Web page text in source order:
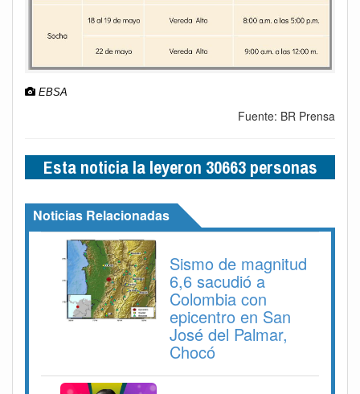
EBSA
Fuente: BR Prensa
Esta noticia la leyeron 30663 personas
Noticias Relacionadas
Sismo de magnitud
6,6 sacudió a
Colombia con
epicentro en San
José del Palmar,
Chocó